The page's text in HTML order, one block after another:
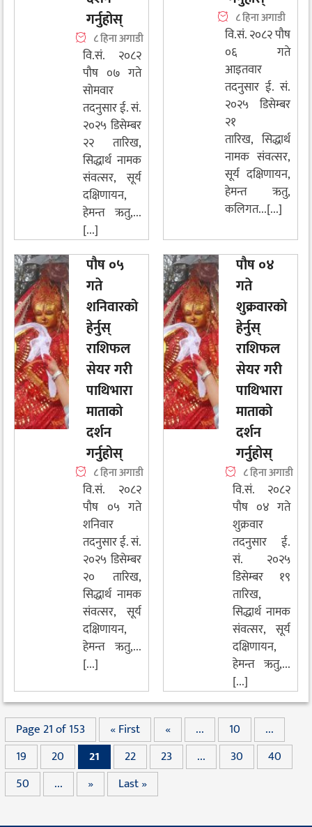
गर्नुहोस्
८ हिना अगाडी
वि.सं. २०८२
पौष ०७ गते
सोमवार
तदनुसार ई. सं.
२०२५ डिसेम्बर
२२ तारिख,
सिद्धार्थ नामक
संवत्सर, सूर्य
दक्षिणायन,
हेमन्त ऋतु,...
[...]
८ हिना अगाडी
वि.सं. २०८२ पौष
०६ गते
आइतवार
तदनुसार ई. सं.
२०२५ डिसेम्बर
२१
तारिख, सिद्धार्थ
नामक संवत्सर,
सूर्य दक्षिणायन,
हेमन्त ऋतु,
कलिगत...[...]
पौष ०५
गते
शनिवारको
हेर्नुस्
राशिफल
सेयर गरी
पाथिभारा
माताको
दर्शन
गर्नुहोस्
८ हिना अगाडी
वि.सं. २०८२
पौष ०५ गते
शनिवार
तदनुसार ई. सं.
२०२५ डिसेम्बर
२० तारिख,
सिद्धार्थ नामक
संवत्सर, सूर्य
दक्षिणायन,
हेमन्त ऋतु,...
[...]
पौष ०४
गते
शुक्रवारको
हेर्नुस्
राशिफल
सेयर गरी
पाथिभारा
माताको
दर्शन
गर्नुहोस्
८ हिना अगाडी
वि.सं. २०८२
पौष ०४ गते
शुक्रवार
तदनुसार ई.
सं. २०२५
डिसेम्बर १९
तारिख,
सिद्धार्थ नामक
संवत्सर, सूर्य
दक्षिणायन,
हेमन्त ऋतु,...
[...]
Page 21 of 153 « First « ... 10
...
19
20 21 22 23 ... 30
40
50
... » Last »